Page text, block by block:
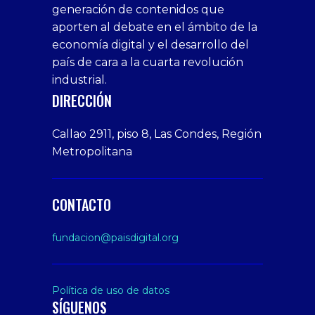
veren
siteler
1xbet
deneme
bonusu
veren
1xbet
giriş
tarafbet
giriş
bonusu
veren
siteler
webcam
Cumshots
Tits
Free
Amateur
Porn
Xxx
Indian
Big
Butt
sex
From
Step
siteler
generación de contenidos que
aporten al debate en el ámbito de la
economía digital y el desarrollo del
país de cara a la cuarta revolución
industrial.
DIRECCIÓN
Callao 2911, piso 8, Las Condes, Región
Metropolitana
CONTACTO
fundacion@paisdigital.org
Política de uso de datos
SÍGUENOS